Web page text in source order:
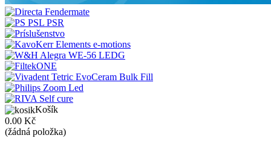
Košík
0.00 Kč
(žádná položka)